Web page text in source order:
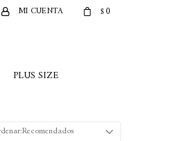
PLUS SIZE
$0
Recomendados